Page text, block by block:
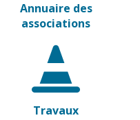
associations
Vie citoyenne
Annuaire des
associations
Travaux